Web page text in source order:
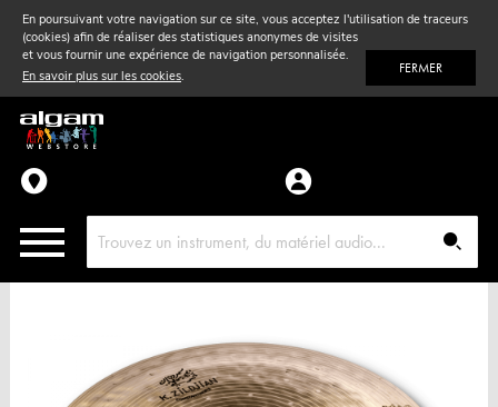
En poursuivant votre navigation sur ce site, vous acceptez l'utilisation de traceurs
(cookies) afin de réaliser des statistiques anonymes de visites
et vous fournir une expérience de navigation personnalisée.
En savoir plus sur les cookies. FERMER
Vent& Violon
Accessoires
Pièces détachées